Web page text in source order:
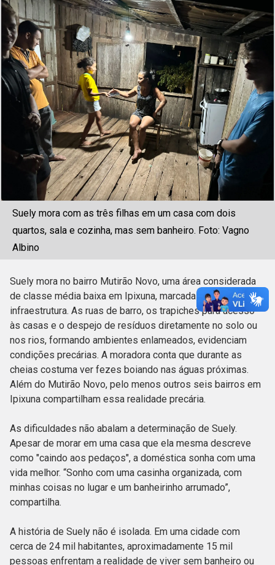
Suely mora com as três filhas em um casa com dois
quartos, sala e cozinha, mas sem banheiro. Foto: Vagno
Albino
Suely mora no bairro Mutirão Novo, uma área considerada
de classe média baixa em Ipixuna, marcada pela falta de
infraestrutura. As ruas de barro, os trapiches para acesso
às casas e o despejo de resíduos diretamente no solo ou
nos rios, formando ambientes enlameados, evidenciam
condições precárias. A moradora conta que durante as
cheias costuma ver fezes boiando nas águas próximas.
Além do Mutirão Novo, pelo menos outros seis bairros em
Ipixuna compartilham essa realidade precária.
As dificuldades não abalam a determinação de Suely.
Apesar de morar em uma casa que ela mesma descreve
como "caindo aos pedaços", a doméstica sonha com uma
vida melhor. “Sonho com uma casinha organizada, com
minhas coisas no lugar e um banheirinho arrumado”,
compartilha.
A história de Suely não é isolada. Em uma cidade com
cerca de 24 mil habitantes, aproximadamente 15 mil
pessoas enfrentam a realidade de viver sem banheiro ou